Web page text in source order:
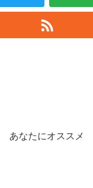
あなたにオススメ